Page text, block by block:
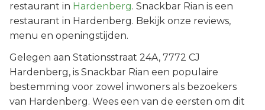
restaurant in Hardenberg. Snackbar Rian is een
restaurant in Hardenberg. Bekijk onze reviews,
menu en openingstijden.
Gelegen aan Stationsstraat 24A, 7772 CJ
Hardenberg, is Snackbar Rian een populaire
bestemming voor zowel inwoners als bezoekers
van Hardenberg. Wees een van de eersten om dit